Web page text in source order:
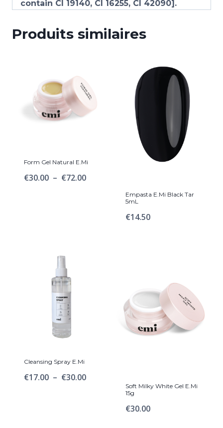
contain CI 19140, CI 16255, CI 42090].
Produits similaires
Form Gel Natural E.Mi
€30.00 – €72.00Plage
Empasta E.Mi Black Tar
5mL
€14.50
Cleansing Spray E.Mi
€17.00 – €30.00Plage
Soft Milky White Gel E.Mi
15g
€30.00